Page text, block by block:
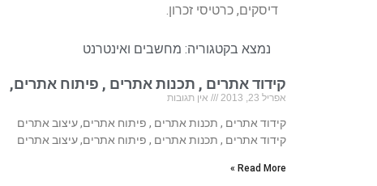
דיסקים, כרטיסי זכרון.
נמצא בקטגוריה: מחשבים ואינטרנט
קידוד אתרים , תכנות אתרים , פיתוח אתרים,
אפריל 23, 2013 אין תגובות
קידוד אתרים , תכנות אתרים , פיתוח אתרים, עיצוב אתרים
קידוד אתרים , תכנות אתרים , פיתוח אתרים, עיצוב אתרים
Read More »